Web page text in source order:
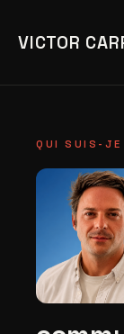
VICTOR
QUI SUIS-JE